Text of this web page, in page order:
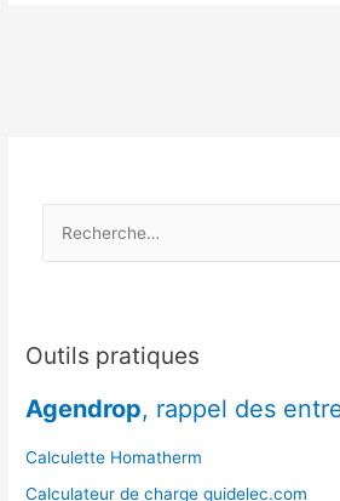
e
c
h
Outils pratiques
Agendrop, rappel des
Calculette Homatherm
Calculateur de charge guidelec.com